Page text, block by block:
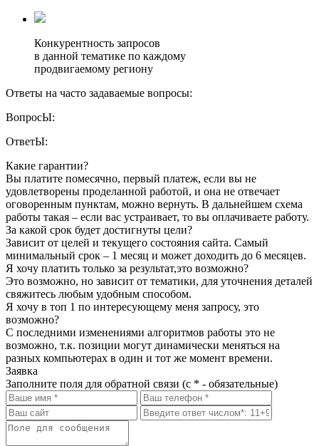
Конкурентность запросов
в данной тематике по каждому
продвигаемому региону
Ответы на часто задаваемые вопросы:
ВопросЫ:
ОтветЫ:
Какие гарантии?
Вы платите помесячно, первый платеж, если вы не
удовлетворены проделанной работой, и она не отвечает
оговоренным пунктам, можно вернуть. В дальнейшем схема
работы такая – если вас устраивает, то вы оплачиваете работу.
За какой срок будет достигнуты цели?
Зависит от целей и текущего состояния сайта. Самый
минимальный срок – 1 месяц и может доходить до 6 месяцев.
Я хочу платить только за результат,это возможно?
Это возможно, но зависит от тематики, для уточнения деталей
свяжитесь любым удобным способом.
Я хочу в топ 1 по интересующему меня запросу, это
возможно?
С последними изменениями алгоритмов работы это не
возможно, т.к. позиции могут динамически меняться на
разных компьютерах в один и тот же момент времени.
Заявка
Заполните поля для обратной связи (с * - обязательные)